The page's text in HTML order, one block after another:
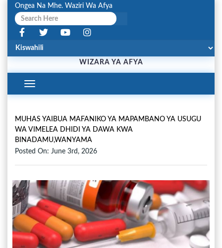
Ongea Na Mhe. Waziri Wa Afya
WIZARA YA AFYA
Toggle
Navigation
MUHAS YAIBUA MAFANIKO YA MAPAMBANO YA USUGU
WA VIMELEA DHIDI YA DAWA KWA
BINADAMU,WANYAMA
Posted On: June 3rd, 2026